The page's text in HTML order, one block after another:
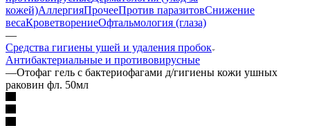
кожей)АллергияПрочееПротив паразитовСнижение
весаКроветворениеОфтальмология (глаза)
—
Средства гигиены ушей и удаления пробок
Антибактериальные и противовирусные
—Отофаг гель с бактериофагами д/гигиены кожи ушных
раковин фл. 50мл